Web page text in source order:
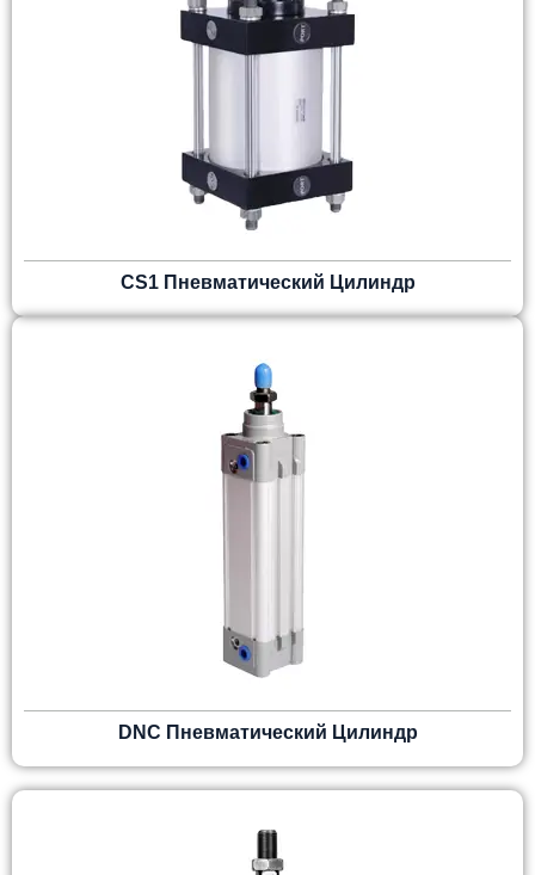
CS1 Пневматический Цилиндр
DNC Пневматический Цилиндр